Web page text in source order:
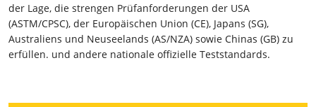
der Lage, die strengen Prüfanforderungen der USA
(ASTM/CPSC), der Europäischen Union (CE), Japans (SG),
Australiens und Neuseelands (AS/NZA) sowie Chinas (GB) zu
erfüllen. und andere nationale offizielle Teststandards.